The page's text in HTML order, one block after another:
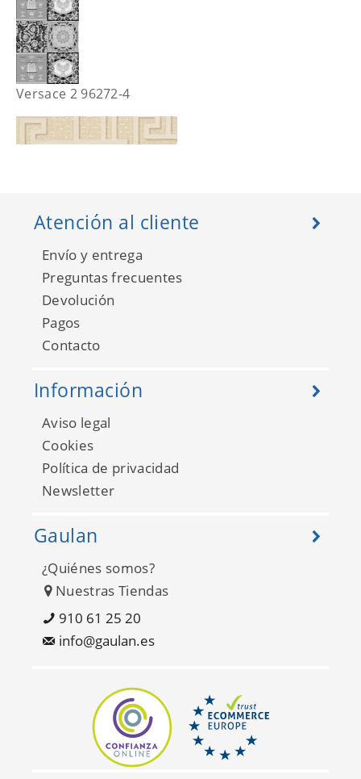
Versace 2 96272-4
Versace 2 96236-4
Versace 2 96236-3
Atención al cliente
Envío y entrega
Preguntas frecuentes
Devolución
Pagos
Contacto
Información
Aviso legal
Cookies
Política de privacidad
Newsletter
Gaulan
¿Quiénes somos?
Nuestras Tiendas
910 61 25 20
info@gaulan.es